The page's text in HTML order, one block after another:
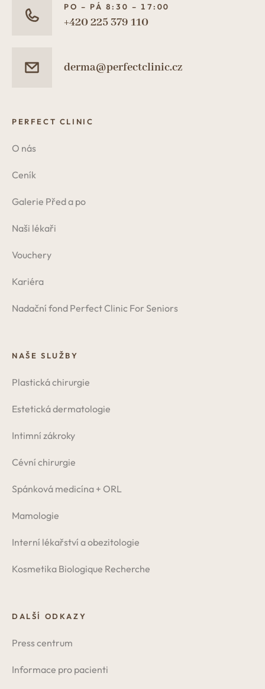
PO – PÁ 8:30 – 17:00
+420 225 379 110
derma@perfectclinic.cz
PERFECT CLINIC
O nás
Ceník
Galerie Před a po
Naši lékaři
Vouchery
Kariéra
Nadační fond Perfect Clinic For Seniors
NAŠE SLUŽBY
Plastická chirurgie
Estetická dermatologie
Intimní zákroky
Cévní chirurgie
Spánková medicína + ORL
Mamologie
Interní lékařství a obezitologie
Kosmetika Biologique Recherche
DALŠÍ ODKAZY
Press centrum
Informace pro pacienti